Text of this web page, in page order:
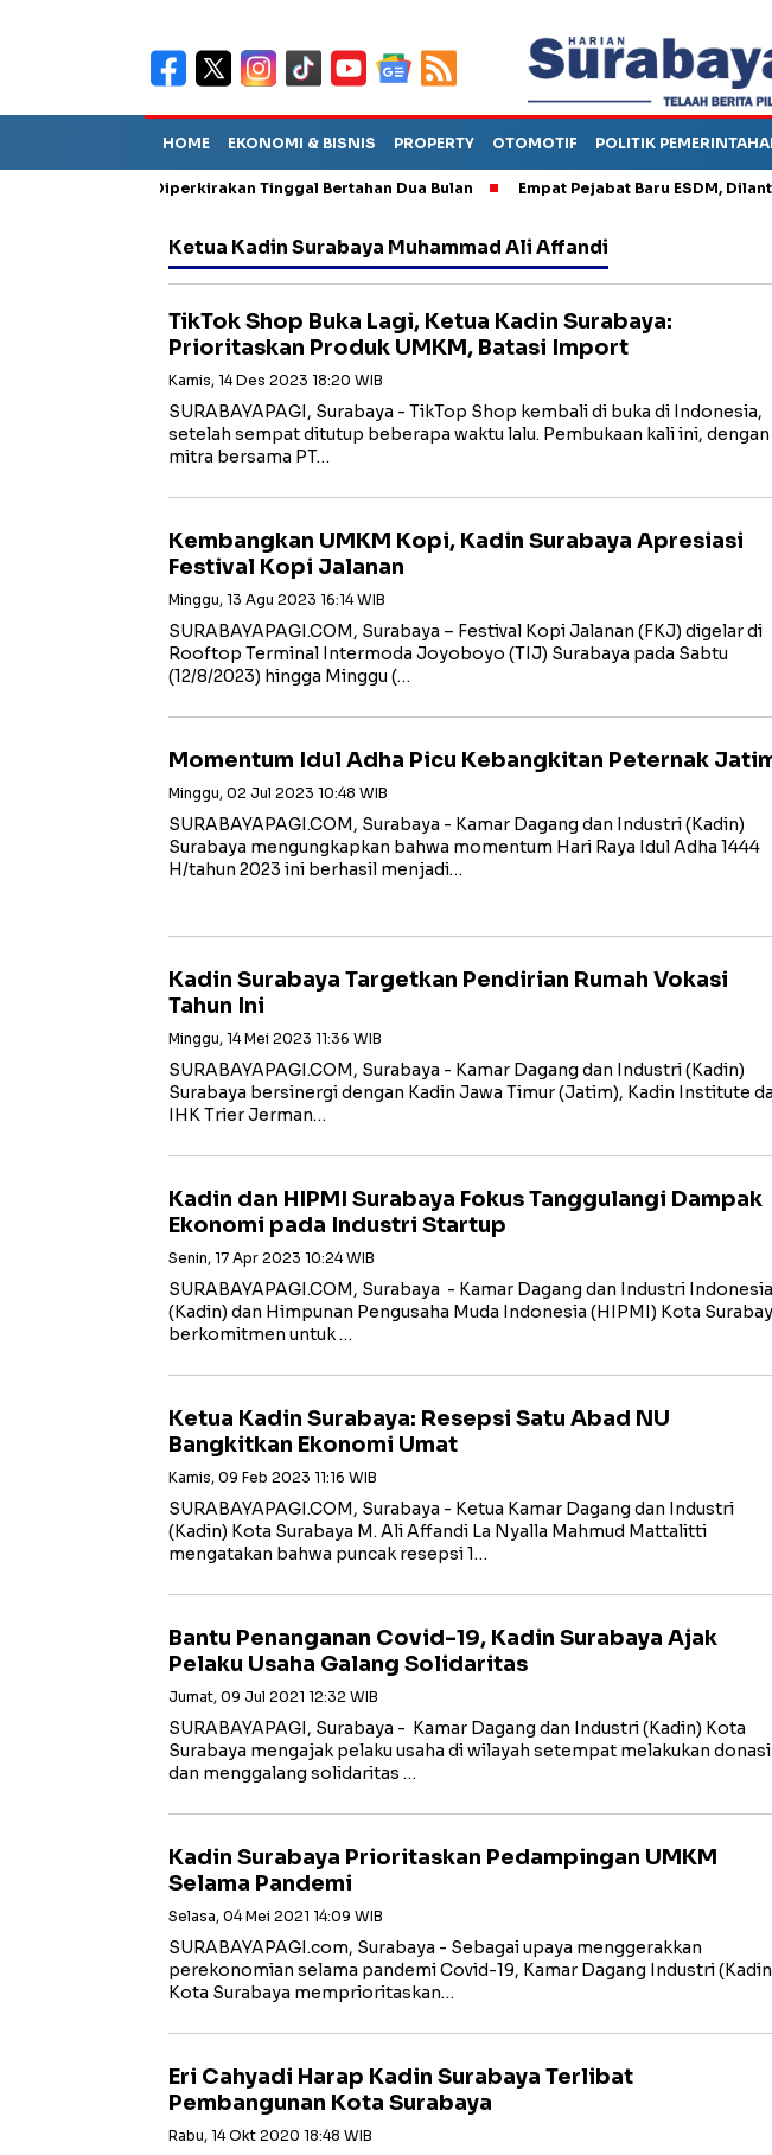
HOME EKONOMI & BISNIS PROPERTY OTOMOTIF POLITIK
Sebut TPA Diperkirakan Tinggal Bertahan Dua Bulan Empat Pejabat Baru ESDM, Dilantik
Ketua Kadin Surabaya Muhammad Ali Affandi
TikTok Shop Buka Lagi, Ketua Kadin Surabaya:
Prioritaskan Produk UMKM, Batasi Import
Kamis, 14 Des 2023 18:20 WIB
SURABAYAPAGI, Surabaya - TikTop Shop kembali di buka di Indonesia,
setelah sempat ditutup beberapa waktu lalu. Pembukaan kali ini, dengan
mitra bersama PT…
Kembangkan UMKM Kopi, Kadin Surabaya Apresiasi
Festival Kopi Jalanan
Minggu, 13 Agu 2023 16:14 WIB
SURABAYAPAGI.COM, Surabaya – Festival Kopi Jalanan (FKJ) digelar di
Rooftop Terminal Intermoda Joyoboyo (TIJ) Surabaya pada Sabtu
(12/8/2023) hingga Minggu (…
Momentum Idul Adha Picu Kebangkitan Peternak
Minggu, 02 Jul 2023 10:48 WIB
SURABAYAPAGI.COM, Surabaya - Kamar Dagang dan Industri (Kadin)
Surabaya mengungkapkan bahwa momentum Hari Raya Idul Adha 1444
H/tahun 2023 ini berhasil menjadi…
Kadin Surabaya Targetkan Pendirian Rumah Vokasi
Tahun Ini
Minggu, 14 Mei 2023 11:36 WIB
SURABAYAPAGI.COM, Surabaya - Kamar Dagang dan Industri (Kadin)
Surabaya bersinergi dengan Kadin Jawa Timur (Jatim), Kadin Institute
IHK Trier Jerman…
Kadin dan HIPMI Surabaya Fokus Tanggulangi Dampak
Ekonomi pada Industri Startup
Senin, 17 Apr 2023 10:24 WIB
SURABAYAPAGI.COM, Surabaya - Kamar Dagang dan Industri Indonesia
(Kadin) dan Himpunan Pengusaha Muda Indonesia (HIPMI) Kota
berkomitmen untuk …
Ketua Kadin Surabaya: Resepsi Satu Abad NU
Bangkitkan Ekonomi Umat
Kamis, 09 Feb 2023 11:16 WIB
SURABAYAPAGI.COM, Surabaya - Ketua Kamar Dagang dan Industri
(Kadin) Kota Surabaya M. Ali Affandi La Nyalla Mahmud Mattalitti
mengatakan bahwa puncak resepsi 1…
Bantu Penanganan Covid-19, Kadin Surabaya Ajak
Pelaku Usaha Galang Solidaritas
Jumat, 09 Jul 2021 12:32 WIB
SURABAYAPAGI, Surabaya - Kamar Dagang dan Industri (Kadin) Kota
Surabaya mengajak pelaku usaha di wilayah setempat melakukan donasi
dan menggalang solidaritas …
Kadin Surabaya Prioritaskan Pedampingan UMKM
Selama Pandemi
Selasa, 04 Mei 2021 14:09 WIB
SURABAYAPAGI.com, Surabaya - Sebagai upaya menggerakkan
perekonomian selama pandemi Covid-19, Kamar Dagang Industri
Kota Surabaya memprioritaskan…
Eri Cahyadi Harap Kadin Surabaya Terlibat
Pembangunan Kota Surabaya
Rabu, 14 Okt 2020 18:48 WIB